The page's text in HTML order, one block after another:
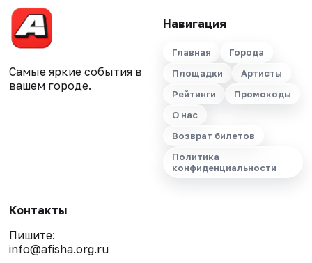
Самые яркие события в
вашем городе.
Навигация
Главная
Города
Площадки
Артисты
Рейтинги
Промокоды
О нас
Возврат билетов
Политика
конфиденциальности
Контакты
Пишите:
info@afisha.org.ru